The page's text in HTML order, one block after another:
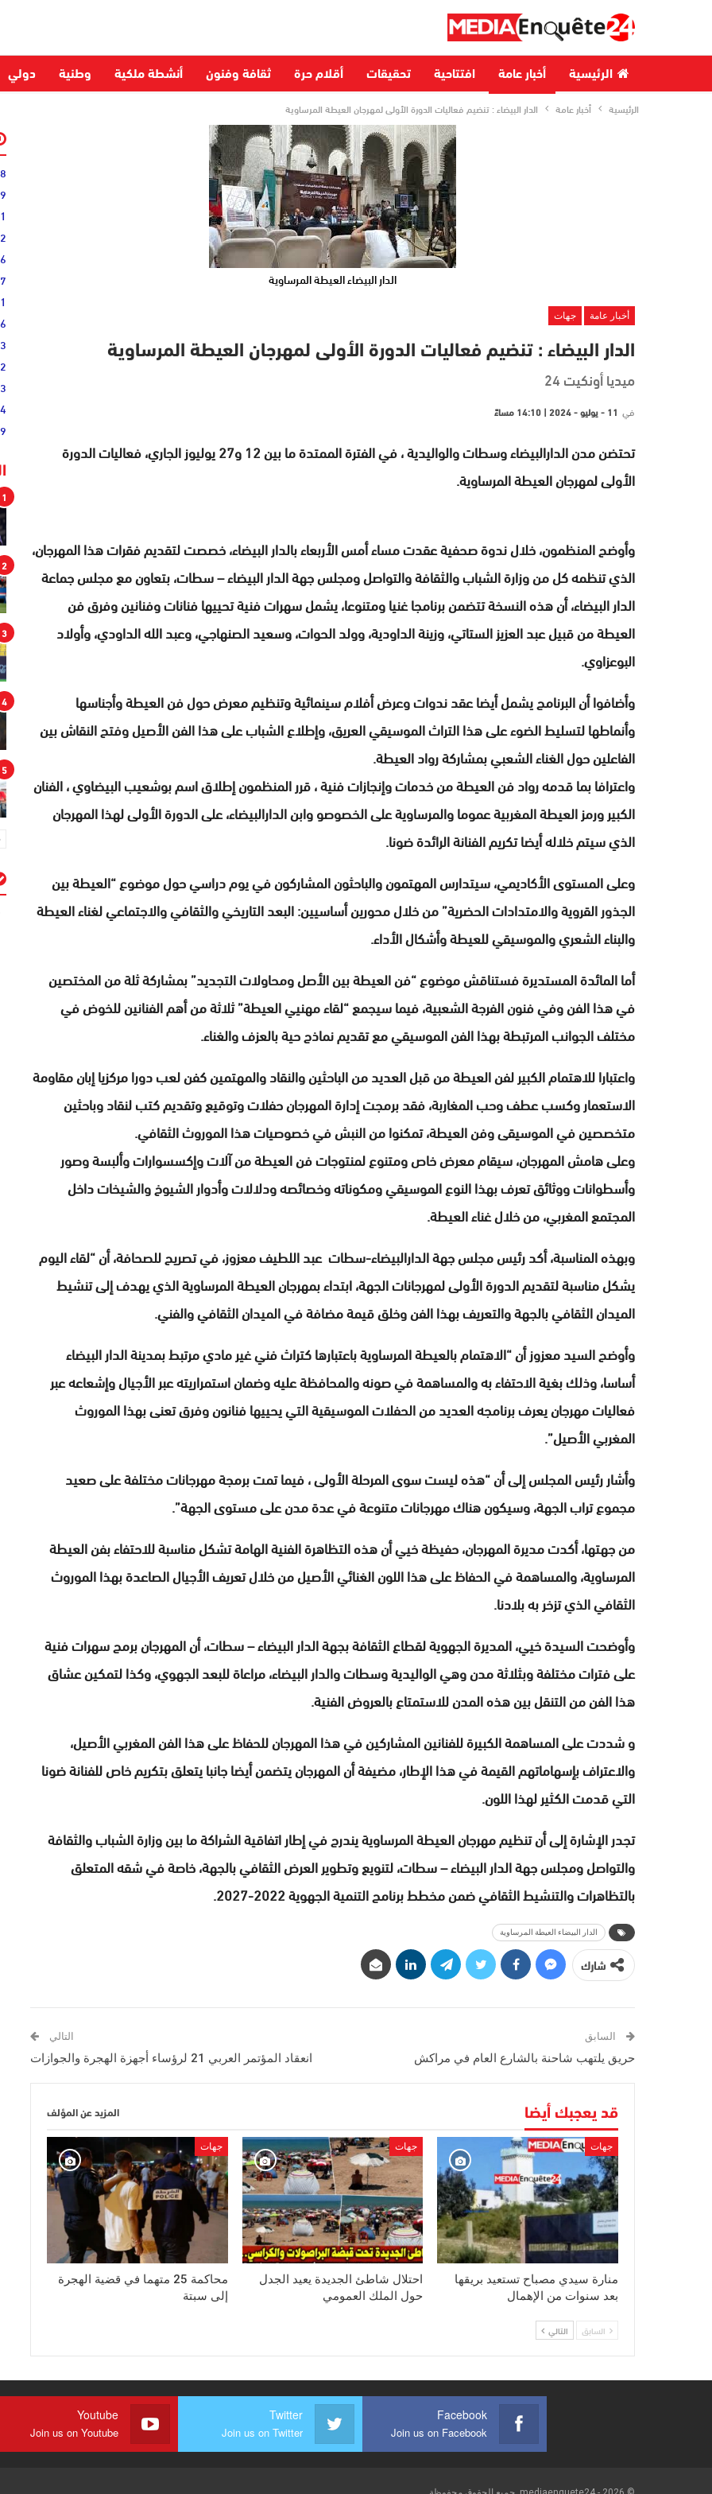
الرئيسية أخبار عامة افتتاحية تحقيقات أقلام حرة ثقافة وفنون أنشطة ملكية وطنية دولي
الرئيسية أخبار عامة الدار البيضاء : تنضيم فعاليات الدورة الأولى لمهرجان العيطة المرساوية
الدار البيضاء العيطة المرساوية
أخبار عامة جهات
الدار البيضاء : تنضيم فعاليات الدورة الأولى لمهرجان العيطة المرساوية
ميديا أونكيت 24
في 11 - يوليو - 2024 | 14:10 مساءً
تحتضن مدن الدارالبيضاء وسطات والواليدية ، في الفترة الممتدة ما بين 12 و27 يوليوز الجاري، فعاليات الدورة
الأولى لمهرجان العيطة المرساوية.
وأوضح المنظمون، خلال ندوة صحفية عقدت مساء أمس الأربعاء بالدار البيضاء، خصصت لتقديم فقرات هذا المهرجان،
الذي تنظمه كل من وزارة الشباب والثقافة والتواصل ومجلس جهة الدار البيضاء – سطات، بتعاون مع مجلس جماعة
الدار البيضاء، أن هذه النسخة تتضمن برنامجا غنيا ومتنوعا، يشمل سهرات فنية تحييها فنانات وفنانين وفرق فن
العيطة من قبيل عبد العزيز الستاتي، وزينة الداودية، وولد الحوات، وسعيد الصنهاجي، وعبد الله الداودي، وأولاد
البوعزاوي.
وأضافوا أن البرنامج يشمل أيضا عقد ندوات وعرض أفلام سينمائية وتنظيم معرض حول فن العيطة وأجناسها
وأنماطها لتسليط الضوء على هذا التراث الموسيقي العريق، وإطلاع الشباب على هذا الفن الأصيل وفتح النقاش بين
الفاعلين حول الغناء الشعبي بمشاركة رواد العيطة.
واعترافا بما قدمه رواد فن العيطة من خدمات وإنجازات فنية ، قرر المنظمون إطلاق اسم بوشعيب البيضاوي ، الفنان
الكبير ورمز العيطة المغربية عموما والمرساوية على الخصوصو وابن الدارالبيضاء، على الدورة الأولى لهذا المهرجان
الذي سيتم خلاله أيضا تكريم الفنانة الرائدة ضونا.
وعلى المستوى الأكاديمي، سيتدارس المهتمون والباحثون المشاركون في يوم دراسي حول موضوع “العيطة بين
الجذور القروية والامتدادات الحضرية” من خلال محورين أساسيين: البعد التاريخي والثقافي والاجتماعي لغناء العيطة
والبناء الشعري والموسيقي للعيطة وأشكال الأداء.
أما المائدة المستديرة فستناقش موضوع “فن العيطة بين الأصل ومحاولات التجديد” بمشاركة ثلة من المختصين
في هذا الفن وفي فنون الفرجة الشعبية، فيما سيجمع “لقاء مهنيي العيطة” ثلاثة من أهم الفنانين للخوض في
مختلف الجوانب المرتبطة بهذا الفن الموسيقي مع تقديم نماذج حية بالعزف والغناء.
واعتبارا للاهتمام الكبير لفن العيطة من قبل العديد من الباحثين والنقاد والمهتمين كفن لعب دورا مركزيا إبان مقاومة
الاستعمار وكسب عطف وحب المغاربة، فقد برمجت إدارة المهرجان حفلات وتوقيع وتقديم كتب لنقاد وباحثين
متخصصين في الموسيقى وفن العيطة، تمكنوا من النبش في خصوصيات هذا الموروث الثقافي.
وعلى هامش المهرجان، سيقام معرض خاص ومتنوع لمنتوجات فن العيطة من آلات وإكسسوارات وألبسة وصور
وأسطوانات ووثائق تعرف بهذا النوع الموسيقي ومكوناته وخصائصه ودلالات وأدوار الشيوخ والشيخات داخل
المجتمع المغربي، من خلال غناء العيطة.
وبهذه المناسبة، أكد رئيس مجلس جهة الدارالبيضاء-سطات عبد اللطيف معزوز، في تصريح للصحافة، أن “لقاء اليوم
يشكل مناسبة لتقديم الدورة الأولى لمهرجانات الجهة، ابتداء بمهرجان العيطة المرساوية الذي يهدف إلى تنشيط
الميدان الثقافي بالجهة والتعريف بهذا الفن وخلق قيمة مضافة في الميدان الثقافي والفني.
وأوضح السيد معزوز أن “الاهتمام بالعيطة المرساوية باعتبارها كتراث فني غير مادي مرتبط بمدينة الدار البيضاء
أساسا، وذلك بغية الاحتفاء به والمساهمة في صونه والمحافظة عليه وضمان استمراريته عبر الأجيال وإشعاعه عبر
فعاليات مهرجان يعرف برنامجه العديد من الحفلات الموسيقية التي يحييها فنانون وفرق تعنى بهذا الموروث
المغربي الأصيل”.
وأشار رئيس المجلس إلى أن “هذه ليست سوى المرحلة الأولى ، فيما تمت برمجة مهرجانات مختلفة على صعيد
مجموع تراب الجهة، وسيكون هناك مهرجانات متنوعة في عدة مدن على مستوى الجهة”.
من جهتها، أكدت مديرة المهرجان، حفيظة خيي أن هذه التظاهرة الفنية الهامة تشكل مناسبة للاحتفاء بفن العيطة
المرساوية، والمساهمة في الحفاظ على هذا اللون الغنائي الأصيل من خلال تعريف الأجيال الصاعدة بهذا الموروث
الثقافي الذي تزخر به بلادنا.
وأوضحت السيدة خيي، المديرة الجهوية لقطاع الثقافة بجهة الدار البيضاء – سطات، أن المهرجان برمج سهرات فنية
على فترات مختلفة وبثلاثة مدن وهي الواليدية وسطات والدار البيضاء، مراعاة للبعد الجهوي، وكذا لتمكين عشاق
هذا الفن من التنقل بين هذه المدن للاستمتاع بالعروض الفنية.
و شددت على المساهمة الكبيرة للفنانين المشاركين في هذا المهرجان للحفاظ على هذا الفن المغربي الأصيل،
والاعتراف بإسهاماتهم القيمة في هذا الإطار، مضيفة أن المهرجان يتضمن أيضا جانبا يتعلق بتكريم خاص للفنانة ضونا
التي قدمت الكثير لهذا اللون.
تجدر الإشارة إلى أن تنظيم مهرجان العيطة المرساوية يندرج في إطار اتفاقية الشراكة ما بين وزارة الشباب والثقافة
والتواصل ومجلس جهة الدار البيضاء – سطات، لتنويع وتطوير العرض الثقافي بالجهة، خاصة في شقه المتعلق
بالتظاهرات والتنشيط الثقافي ضمن مخطط برنامج التنمية الجهوية 2022-2027.
الدار البيضاء العيطة المرساوية
شارك
السابق
حريق يلتهب شاحنة بالشارع العام في مراكش
التالي
انعقاد المؤتمر العربي 21 لرؤساء أجهزة الهجرة والجوازات
قد يعجبك أيضا المزيد عن المؤلف
جهات
منارة سيدي مصباح تستعيد بريقها
بعد سنوات من الإهمال
جهات
احتلال شاطئ الجديدة يعيد الجدل
حول الملك العمومي
جهات
محاكمة 25 متهما في قضية الهجرة
إلى سبتة
السابق التالي
1
2
3
4
5
Facebook
Join us on Facebook
Twitter
Join us on Twitter
Youtube
Join us on Youtube